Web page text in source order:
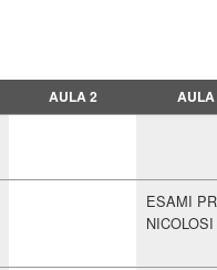
AULA 2 AULA
ESAMI
NICOLOSI